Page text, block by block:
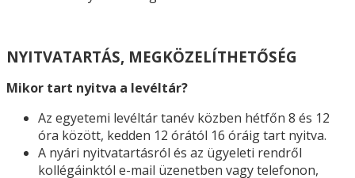
NYITVATARTÁS, MEGKÖZELÍTHETŐSÉG
Mikor tart nyitva a levéltár?
Az egyetemi levéltár tanév közben hétfőn 8 és 12
óra között, kedden 12 órától 16 óráig tart nyitva.
A nyári nyitvatartásról és az ügyeleti rendről
kollégáinktól e-mail üzenetben vagy telefonon,